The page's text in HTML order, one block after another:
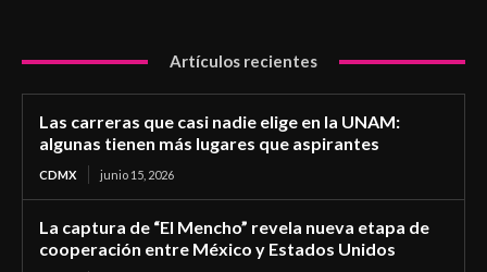
Artículos recientes
Las carreras que casi nadie elige en la UNAM:
algunas tienen más lugares que aspirantes
CDMX junio 15, 2026
La captura de “El Mencho” revela nueva etapa de
cooperación entre México y Estados Unidos